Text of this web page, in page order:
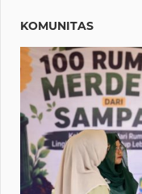
KOMUNITAS